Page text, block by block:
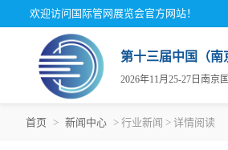
欢迎访问国际管网展览会官方网站！
第十三届中国（南
2026年11月25-27日南京
首页 > 新闻中心 > 行业新闻 > 详情阅读